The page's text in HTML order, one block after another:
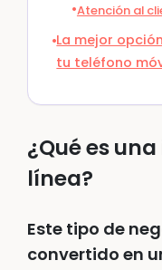
Atención al
La mejor
tu teléfono
¿Qué es
línea?
Este tipo de
convertido en